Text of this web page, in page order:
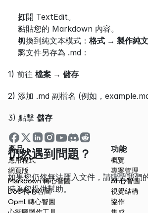
打開 TextEdit。
粘貼您的 Markdown 內容。
切換到純文本模式： 格式 → 製作純
將文件另存為 .md：
1) 前往 檔案 → 儲存
2) 添加 .md 副檔名 (例如，
3) 點擊 儲存
仍然遇到問題？
如果您仍然無法匯入文件，請聯繫我們
時為您提供幫助。
產品
應用程式
網頁版
Markdown 轉心智圖
Doc 轉心智圖
Opml 轉心智圖
功能
概覽
專案管理
AI 心智圖
視覺結構
協作